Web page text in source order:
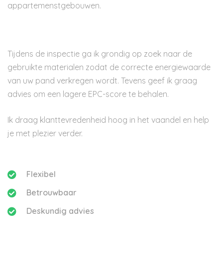
appartemenstgebouwen.
Tijdens de inspectie ga ik grondig op zoek naar de
gebruikte materialen zodat de correcte energiewaarde
van uw pand verkregen wordt. Tevens geef ik graag
advies om een lagere EPC-score te behalen.
Ik draag klanttevredenheid hoog in het vaandel en help
je met plezier verder.
Flexibel
Betrouwbaar
Deskundig advies